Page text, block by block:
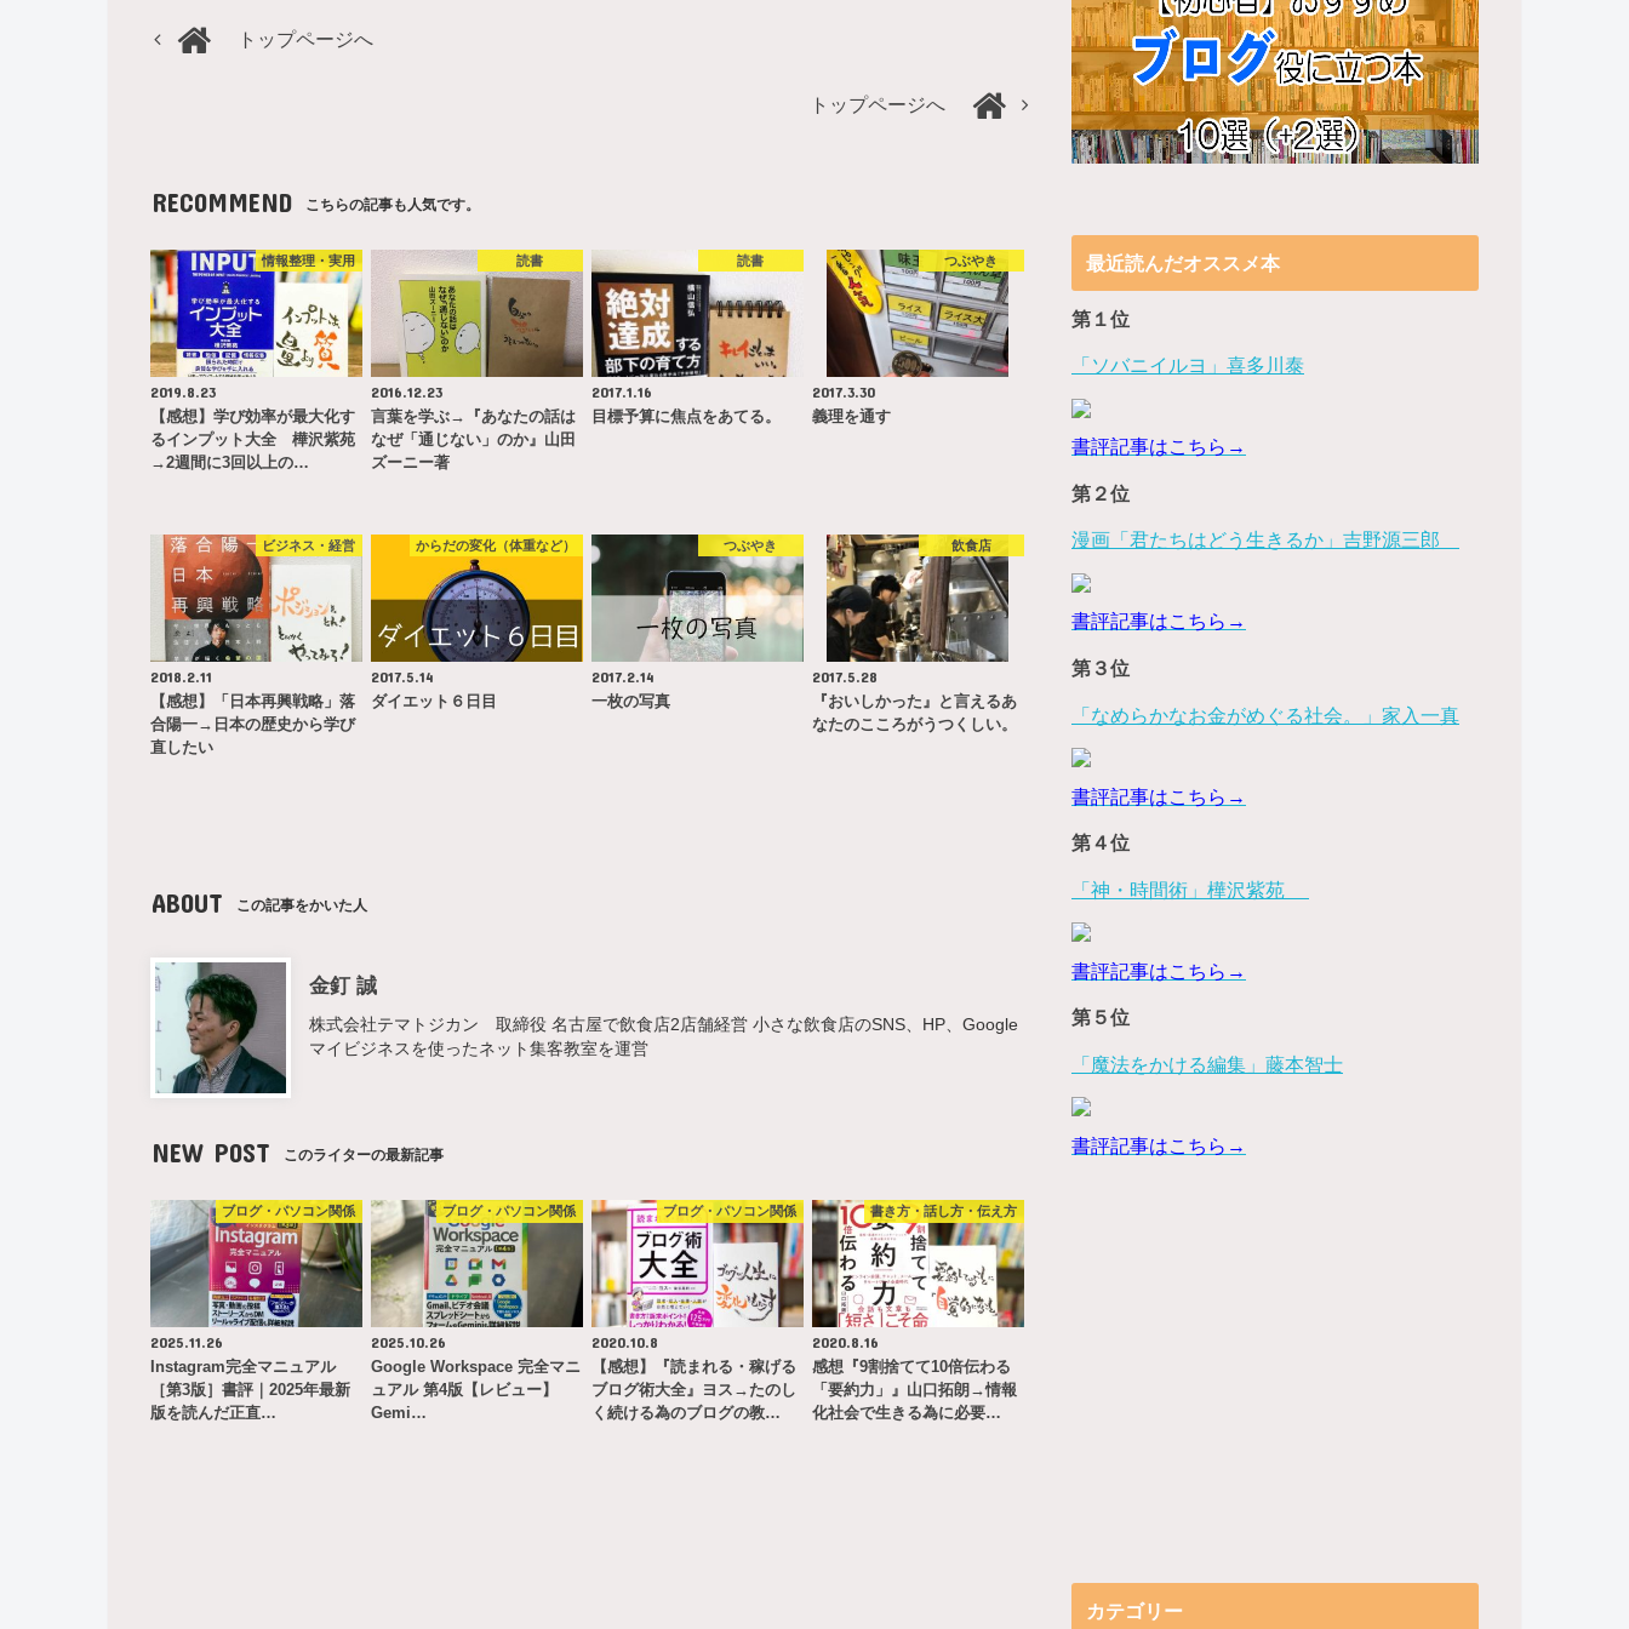
トップページへ
トップページへ
RECOMMEND こちらの記事も人気です。
情報整理・実用
2019.8.23
【感想】学び効率が最大化す
るインプット大全 樺沢紫苑
→2週間に3回以上の…
読書
2016.12.23
言葉を学ぶ→『あなたの話は
なぜ「通じない」のか』山田
ズーニー著
読書
2017.1.16
目標予算に焦点をあてる。
つぶやき
2017.3.30
義理を通す
ビジネス・経営
2018.2.11
【感想】「日本再興戦略」落
合陽一→日本の歴史から学び
直したい
からだの変化（体重など）
2017.5.14
ダイエット６日目
つぶやき
2017.2.14
一枚の写真
飲食店
2017.5.28
『おいしかった』と言えるあ
なたのこころがうつくしい。
ABOUT この記事をかいた人
金釘 誠
株式会社テマトジカン 取締役 名古屋で飲食店2店舗経営 小さな飲食店のSNS、HP、Google
マイビジネスを使ったネット集客教室を運営
NEW POST このライターの最新記事
ブログ・パソコン関係
2025.11.26
Instagram完全マニュアル
［第3版］書評｜2025年最新
版を読んだ正直…
ブログ・パソコン関係
2025.10.26
Google Workspace 完全マニ
ュアル 第4版【レビュー】
Gemi…
ブログ・パソコン関係
2020.10.8
【感想】『読まれる・稼げる
ブログ術大全』ヨス→たのし
く続ける為のブログの教…
書き方・話し方・伝え方
2020.8.16
感想『9割捨てて10倍伝わる
「要約力」』山口拓朗→情報
化社会で生きる為に必要…
最近読んだオススメ本
第１位
「ソバニイルヨ」喜多川泰
書評記事はこちら→
第２位
漫画「君たちはどう生きるか」吉野源三郎
書評記事はこちら→
第３位
「なめらかなお金がめぐる社会。」家入一真
書評記事はこちら→
第４位
「神・時間術」樺沢紫苑
書評記事はこちら→
第５位
「魔法をかける編集」藤本智士
書評記事はこちら→
カテゴリー